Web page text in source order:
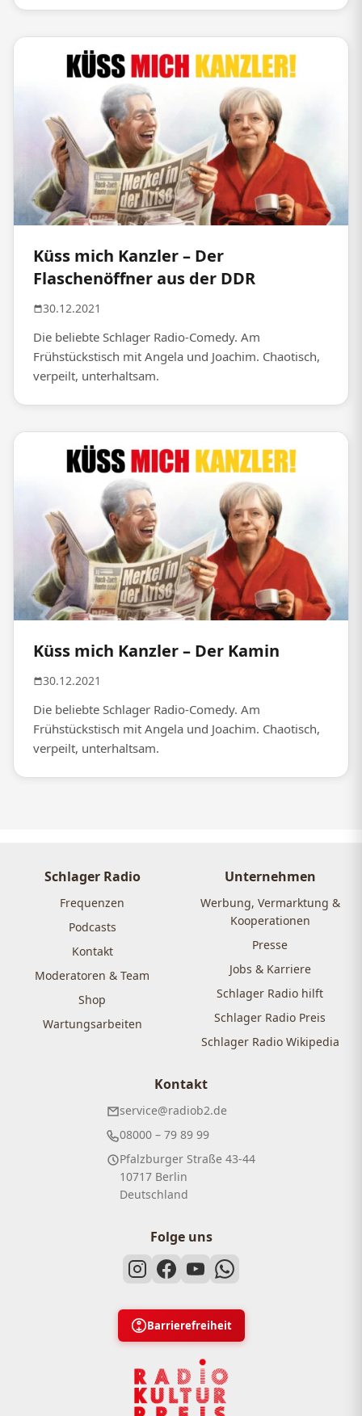
Küss mich Kanzler – Der
Flaschenöffner aus der DDR
30.12.2021
Die beliebte Schlager Radio-Comedy. Am
Frühstückstisch mit Angela und Joachim. Chaotisch,
verpeilt, unterhaltsam.
Küss mich Kanzler – Der Kamin
30.12.2021
Die beliebte Schlager Radio-Comedy. Am
Frühstückstisch mit Angela und Joachim. Chaotisch,
verpeilt, unterhaltsam.
Schlager Radio
Frequenzen
Podcasts
Kontakt
Moderatoren & Team
Shop
Wartungsarbeiten
Unternehmen
Werbung, Vermarktung &
Kooperationen
Presse
Jobs & Karriere
Schlager Radio hilft
Schlager Radio Preis
Schlager Radio Wikipedia
Kontakt
service@radiob2.de
08000 – 79 89 99
Pfalzburger Straße 43-44
10717 Berlin
Deutschland
Folge uns
Barrierefreiheit